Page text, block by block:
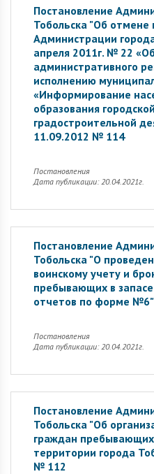
Постановление
Тобольска "Об отмене
Администрации
апреля 2011г. № 22
административного
исполнению
«Информирование
образования
градостроительной
11.09.2012 № 114
Постановления
Дата публикации: 20.04.2021г.
Постановление
Тобольска "О
воинскому учету и
пребывающих в
отчетов по форме
Постановления
Дата публикации: 20.04.2021г.
Постановление
Тобольска "Об
граждан пребывающих
территории города
№ 112